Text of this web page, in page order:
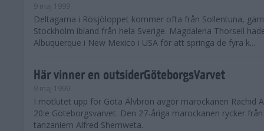
9 maj 1999
Deltagarna i Rösjöloppet kommer ofta från Sollentuna,
Stockholm ibland från hela Sverige. Magdalena Thorsell
Albuquerque i New Mexico i USA för att springa de fyra k...
Här vinner en outsiderGöteborgsVarvet
9 maj 1999
I motlutet upp för Göta Älvbron avgör marockanen Rachid
20:e Göteborgsvarvet. Den 27-åriga marockanen rycker
tanzaniern Alfred Shemweta.